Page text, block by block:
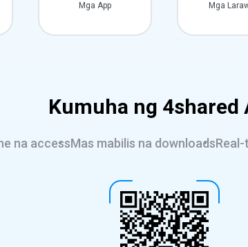
Mga App Mga
Kumuha ng 4shared
na accessMas mabilis na downloads